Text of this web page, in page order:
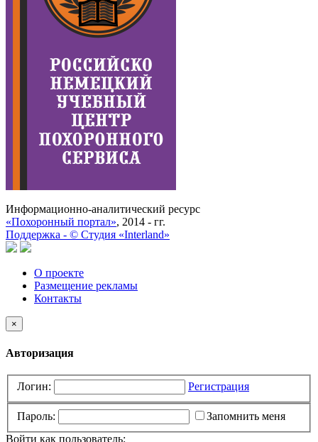
Информационно-аналитический ресурс
«Похоронный портал», 2014 - гг.
Поддержка - © Cтудия «Interland»
О проекте
Размещение рекламы
Контакты
×
Авторизация
Логин: Регистрация
Пароль:
Запомнить меня
Войти как пользователь: